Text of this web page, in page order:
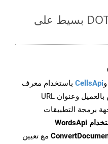
تحويل DOT Files to DOTX بسيط على
وCellsApi باستخدام معرف
العميل والسر الخاص بالعميل وعنوان URL
برمجة التطبيقات
مع تعيين